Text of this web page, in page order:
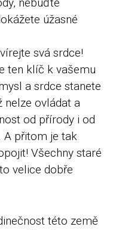
nebuďte
úžasné
svá srdce!
ten klíč k vašemu
a srdce stanete
nelze ovládat a
od přírody i od
A přitom je tak
Všechny staré
velice dobře
této země